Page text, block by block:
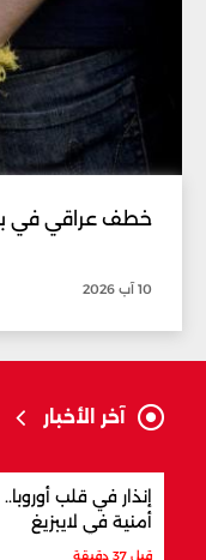
خطف عراقي في
10 آب 2026
آخر الأخبار
إنذار في قلب
أمنية في لايبزيغ
قبل 37 دقيقة